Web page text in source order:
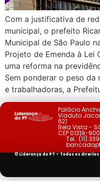
Com a justificativa de
municipal, o prefeito
Municipal de São Paulo
Projeto de Emenda à Lei
uma reforma na
Sem ponderar o peso da
e trabalhadoras, a
Palácio
Viaduto
621
Bela Vista -
CEP 01319-900
Tel.: (11)
© Liderança do PT - Todos os direitos